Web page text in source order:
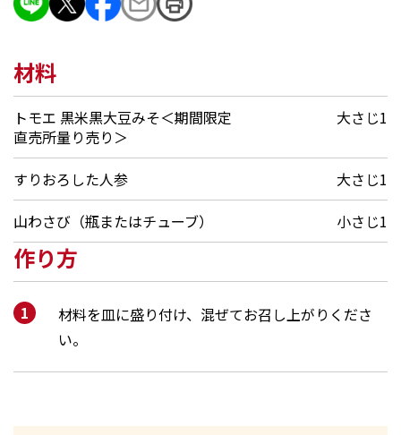
材料
トモエ 黒米黒大豆みそ＜期間限定
直売所量り売り＞
大さじ1
すりおろした人参
大さじ1
山わさび（瓶またはチューブ）
小さじ1
作り方
材料を皿に盛り付け、混ぜてお召し上がりくださ
い。